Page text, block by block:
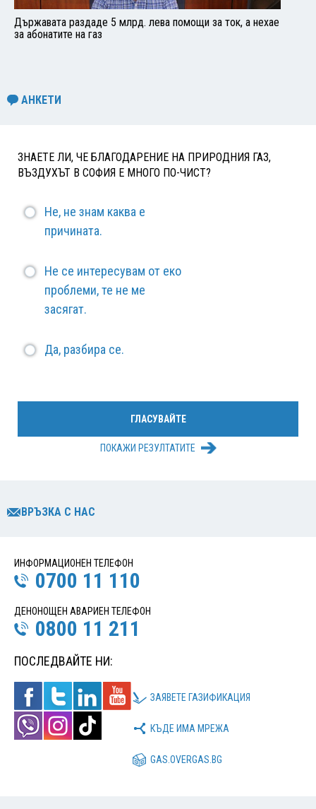
Държавата раздаде 5 млрд. лева помощи за ток, а нехае
за абонатите на газ
АНКЕТИ
ЗНАЕТЕ ЛИ, ЧЕ БЛАГОДАРЕНИЕ НА ПРИРОДНИЯ ГАЗ,
ВЪЗДУХЪТ В СОФИЯ Е МНОГО ПО-ЧИСТ?
Не, не знам каква е
причината.
Не се интересувам от еко
проблеми, те не ме
засягат.
Да, разбира се.
ПОКАЖИ РЕЗУЛТАТИТЕ
ВРЪЗКА С НАС
ИНФОРМАЦИОНЕН ТЕЛЕФОН
0700 11 110
ДЕНОНОЩЕН АВАРИЕН ТЕЛЕФОН
0800 11 211
ПОСЛЕДВАЙТЕ НИ:
ЗАЯВЕТЕ ГАЗИФИКАЦИЯ
КЪДЕ ИМА МРЕЖА
GAS.OVERGAS.BG